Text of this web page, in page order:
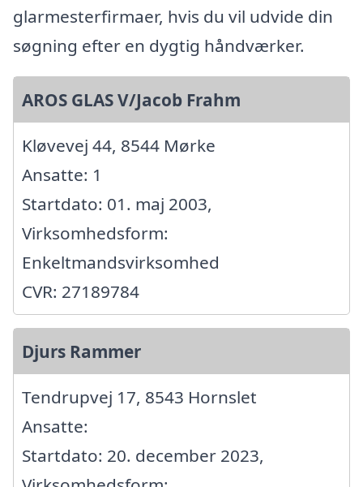
glarmesterfirmaer, hvis du vil udvide din
søgning efter en dygtig håndværker.
AROS GLAS V/Jacob Frahm
Kløvevej 44, 8544 Mørke
Ansatte: 1
Startdato: 01. maj 2003,
Virksomhedsform:
Enkeltmandsvirksomhed
CVR: 27189784
Djurs Rammer
Tendrupvej 17, 8543 Hornslet
Ansatte:
Startdato: 20. december 2023,